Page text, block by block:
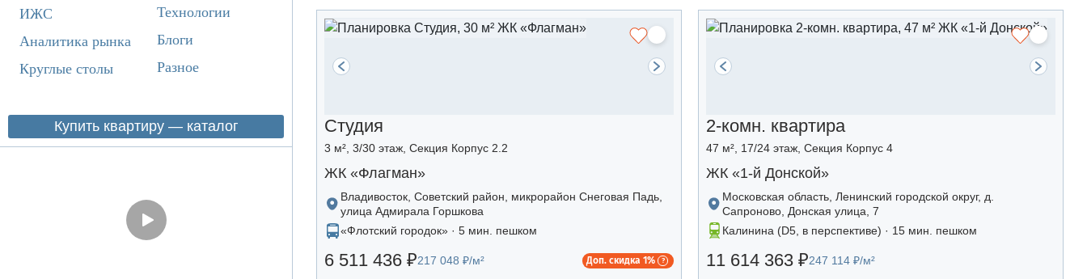
ИЖС
Аналитика рынка
Круглые столы
Технологии
Блоги
Разное
Купить квартиру — каталог Студия
3 м², 3/30 этаж, Секция Корпус 2.2
ЖК «Флагман»
Владивосток, Советский район, микрорайон Снеговая Падь,
улица Адмирала Горшкова
«Флотский городок» · 5 мин. пешком
6 511 436 ₽217 048 ₽/м² Доп. скидка 1%
2-комн. квартира
47 м², 17/24 этаж, Секция Корпус 4
ЖК «1-й Донской»
Московская область, Ленинский городской округ, д.
Сапроново, Донская улица, 7
Калинина (D5, в перспективе) · 15 мин. пешком
11 614 363 ₽247 114 ₽/м²